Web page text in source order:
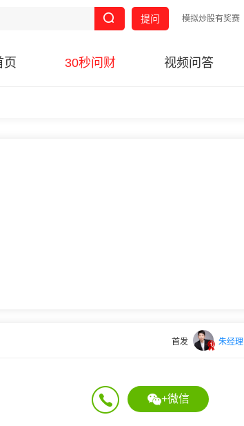
模拟炒股有奖赛
提问
页 30秒问财 视频问答
首发 朱经理
+微信